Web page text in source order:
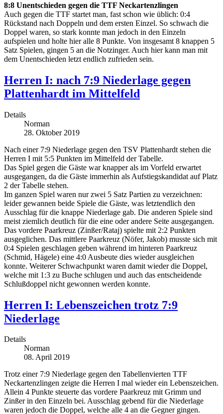
8:8 Unentschieden gegen die TTF Neckartenzlingen
Auch gegen die TTF startet man, fast schon wie üblich: 0:4
Rückstand nach Doppeln und dem ersten Einzel. So schwach die
Doppel waren, so stark konnte man jedoch in den Einzeln
aufspielen und holte hier alle 8 Punkte. Von insgesamt 8 knappen 5
Satz Spielen, gingen 5 an die Notzinger. Auch hier kann man mit
dem Unentschieden letzt endlich zufrieden sein.
Herren I: nach 7:9 Niederlage gegen
Plattenhardt im Mittelfeld
Details
Norman
28. Oktober 2019
Nach einer 7:9 Niederlage gegen den TSV Plattenhardt stehen die
Herren I mit 5:5 Punkten im Mittelfeld der Tabelle.
Das Spiel gegen die Gäste war knapper als im Vorfeld erwartet
ausgegangen, da die Gäste immerhin als Aufstiegskandidat auf Platz
2 der Tabelle stehen.
Im ganzen Spiel waren nur zwei 5 Satz Partien zu verzeichnen:
leider gewannen beide Spiele die Gäste, was letztendlich den
Ausschlag für die knappe Niederlage gab. Die anderen Spiele sind
meist ziemlich deutlich für die eine oder andere Seite ausgegangen.
Das vordere Paarkreuz (Zinßer/Rataj) spielte mit 2:2 Punkten
ausgeglichen. Das mittlere Paarkreuz (Nöfer, Jakob) musste sich mit
0:4 Spielen geschlagen geben während im hinteren Paarkreuz
(Schmid, Hägele) eine 4:0 Ausbeute dies wieder ausgleichen
konnte. Weiterer Schwachpunkt waren damit wieder die Doppel,
welche mit 1:3 zu Buche schlugen und auch das entscheidende
Schlußdoppel nicht gewonnen werden konnte.
Herren I: Lebenszeichen trotz 7:9
Niederlage
Details
Norman
08. April 2019
Trotz einer 7:9 Niederlage gegen den Tabellenvierten TTF
Neckartenzlingen zeigte die Herren I mal wieder ein Lebenszeichen.
Allein 4 Punkte steuerte das vordere Paarkreuz mit Grimm und
Zinßer in den Einzeln bei. Ausschlag gebend für die Niederlage
waren jedoch die Doppel, welche alle 4 an die Gegner gingen.